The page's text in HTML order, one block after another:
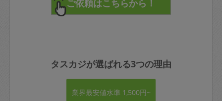
タスカジが選ばれる3つの理由
業界最安値水準 1,500円~